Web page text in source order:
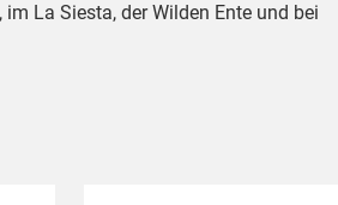
La Siesta, der Wilden Ente und bei